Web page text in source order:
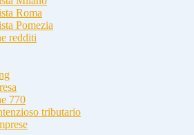
Roma
Pomezia
redditi
770
tributario